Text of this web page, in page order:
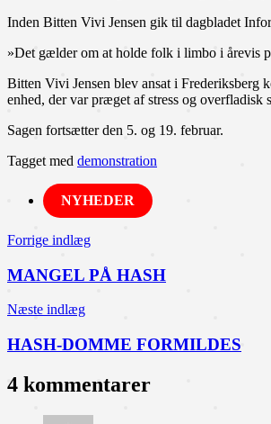
Inden Bitten Vivi Jensen gik til dagbladet
»Det gælder om at holde folk i limbo i årevis
Bitten Vivi Jensen blev ansat i Frederiksberg
enhed, der var præget af stress og overfladisk
Sagen fortsætter den 5. og 19. februar.
Tagget med demonstration
NYHEDER
Indlægsnavigation
Forrige indlæg
MANGEL PÅ HASH
Næste indlæg
HASH-DOMME FORMILDES
4 kommentarer